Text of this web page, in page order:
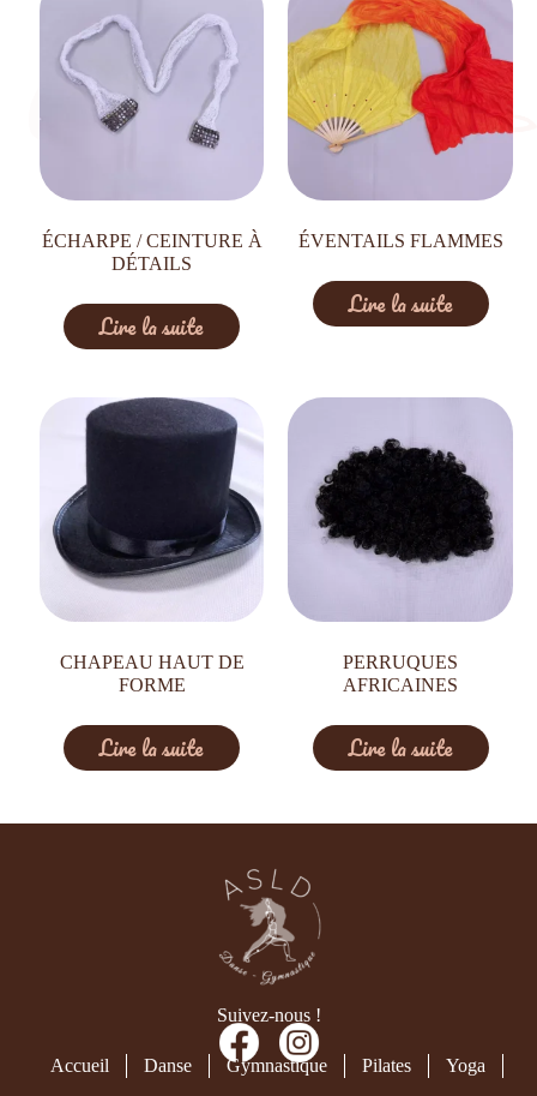
ÉCHARPE / CEINTURE À
DÉTAILS
Lire la suite
ÉVENTAILS FLAMMES
Lire la suite
CHAPEAU HAUT DE
FORME
Lire la suite
PERRUQUES
AFRICAINES
Lire la suite
Suivez-nous !
Accueil Danse Gymnastique Pilates Yoga